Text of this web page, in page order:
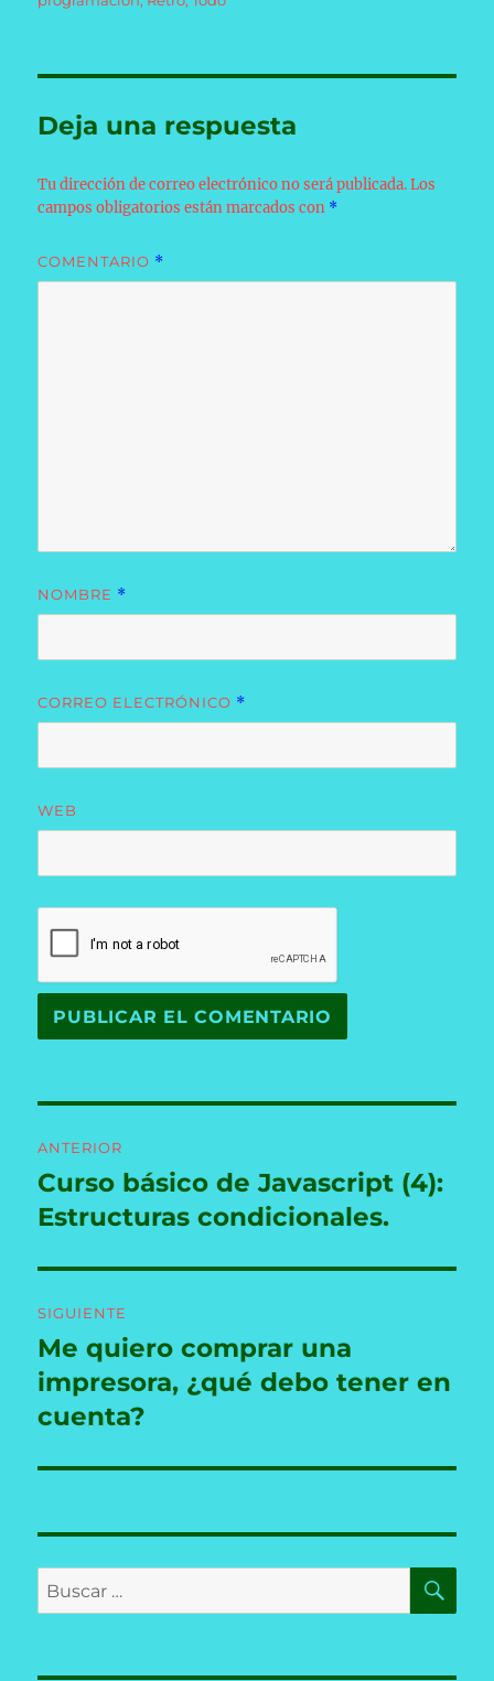
Deja una respuesta
Tu dirección de correo electrónico no será publicada. Los
campos obligatorios están marcados con *
COMENTARIO *
NOMBRE *
CORREO ELECTRÓNICO *
WEB
de
entradas
ANTERIOR
Entrada
anterior:
Curso básico de Javascript (4):
Estructuras condicionales.
SIGUIENTE
Entrada
siguiente:
Me quiero comprar una
impresora, ¿qué debo tener en
cuenta?
Buscar
por: